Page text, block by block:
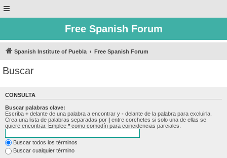
Free Spanish Forum
Spanish Institute of Puebla Free Spanish Forum
Buscar
CONSULTA
Buscar palabras clave:
Escriba + delante de una palabra a encontrar y - delante de la palabra para excluirla.
Crea una lista de palabras separadas por | entre corchetes si solo una de ellas se
quiere encontrar. Emplee * como comodín para coincidencias parciales.
Buscar todos los términos
Buscar cualquier término